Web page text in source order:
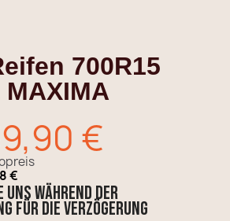
700R15
MAXIMA
€
€
uns während der
für die Verzögerung